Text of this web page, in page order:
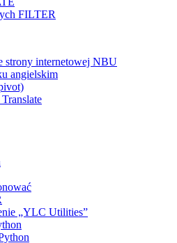
FILTER
strony internetowej NBU
angielskim
„YLC Utilities”